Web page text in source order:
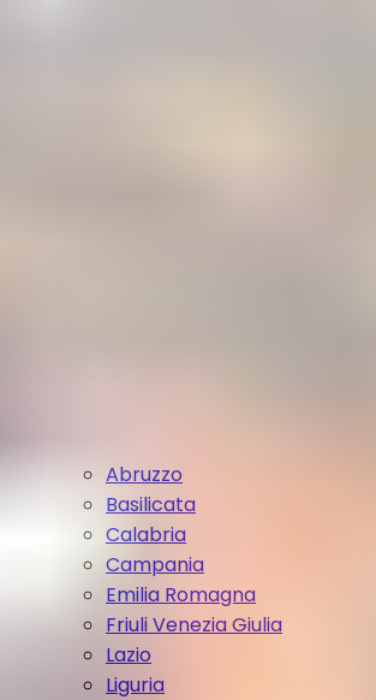
Abruzzo
Basilicata
Calabria
Campania
Emilia Romagna
Friuli Venezia Giulia
Lazio
Liguria